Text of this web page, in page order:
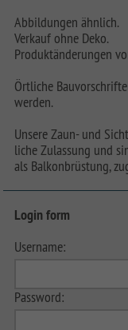
Abbildungen ähnlich.
Verkauf ohne Deko.
Produktänderungen
Örtliche
werden.
Unsere Zaun- und
liche Zulassung und
als Balkonbrüstung,
Login form
Username:
Password: